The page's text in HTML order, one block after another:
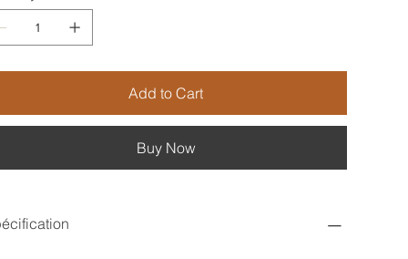
Add to Cart
Buy Now